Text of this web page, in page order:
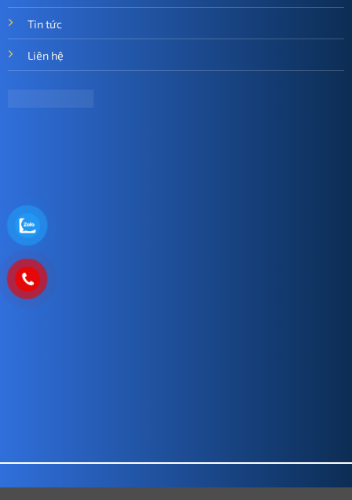
Tin tức
Liên hệ